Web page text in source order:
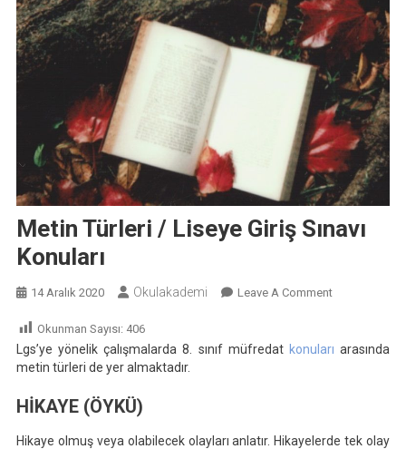
Metin Türleri / Liseye Giriş Sınavı
Konuları
14 Aralık 2020 Okulakademi Leave A CommentOn
/
Konuları
Okunman Sayısı: 406
Lgs’ye yönelik çalışmalarda 8. sınıf müfredat konuları arasında
metin türleri de yer almaktadır.
HİKAYE (ÖYKÜ)
Hikaye olmuş veya olabilecek olayları anlatır. Hikayelerde tek olay